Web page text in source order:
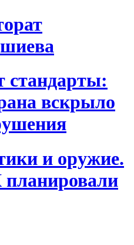
стандарты:
вскрыло
и оружие.